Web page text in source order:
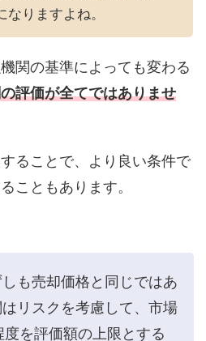
なりますよね。
関の基準によっても変わる
評価が全てではありませ
ることで、より良い条件で
こともあります。
も売却価格と同じではあ
リスクを考慮して、市場
を評価額の上限とする